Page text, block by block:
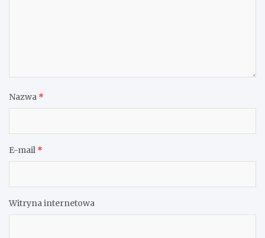
Nazwa *
E-mail *
Witryna internetowa